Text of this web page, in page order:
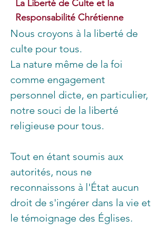
La Liberté de Culte et la
Responsabilité Chrétienne
Nous croyons à la liberté de
culte pour tous.
La nature même de la foi
comme engagement
personnel dicte, en particulier,
notre souci de la liberté
religieuse pour tous.
Tout en étant soumis aux
autorités, nous ne
reconnaissons à l'État aucun
droit de s'ingérer dans la vie et
le témoignage des Églises.